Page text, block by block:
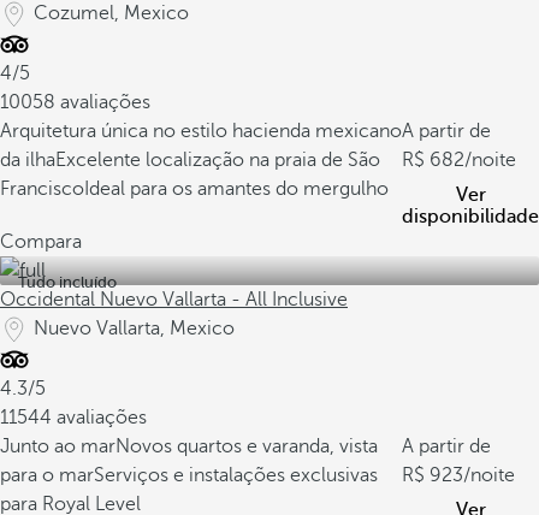
Cozumel, Mexico
4/5
10058 avaliações
Arquitetura única no estilo hacienda mexicano
da ilhaExcelente localização na praia de São
Francisco Ideal para os amantes do mergulho
A partir de
682/noite
Ver
disponibilidade
Compara
Tudo incluído
Occidental Nuevo Vallarta - All Inclusive
Nuevo Vallarta, Mexico
4.3/5
11544 avaliações
Junto ao marNovos quartos e varanda, vista
para o marServiços e instalações exclusivas
para Royal Level
A partir de
923/noite
Ver